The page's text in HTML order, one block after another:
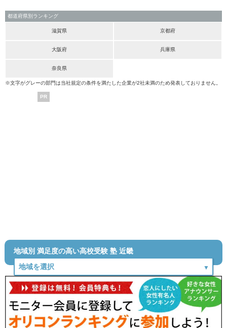
都道府県別ランキング
滋賀県 京都府
大阪府 兵庫県
奈良県
※文字がグレーの部門は当社規定の条件を満たした企業が2社未満のため発表しておりません。
PR
地域別 満足度の高い高校受験 塾 近畿